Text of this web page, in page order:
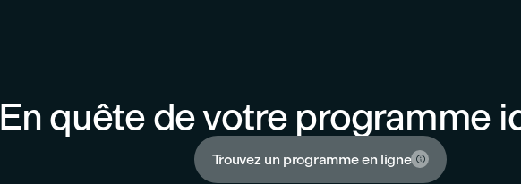
En quête de votre programme
Trouvez un programme en ligne 